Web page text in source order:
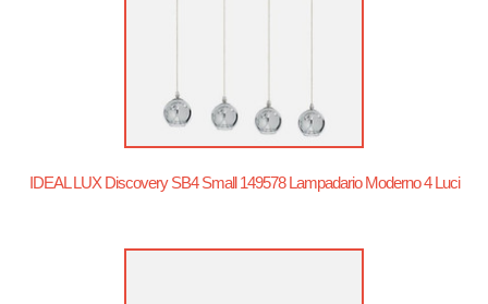
IDEAL LUX Discovery SB4 Small 149578 Lampadario Moderno 4 Luci